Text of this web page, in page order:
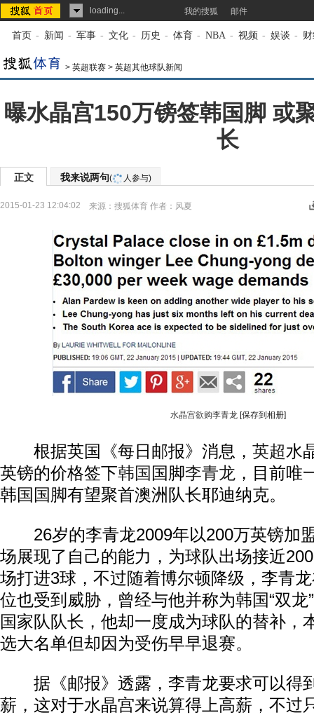
loading... 我的搜狐 邮件
首页 - 新闻 - 军事 - 文化 - 历史 - 体育 - NBA - 视频 - 娱谈 -
> 英超联赛 > 英超其他球队新闻
曝水晶宫150万镑签韩国脚 或
长
正文 我来说两句( 人参与)
2015-01-23 12:04:02 来源： 搜狐体育 作者：风夏
水晶宫欲购李青龙 [保存到相册]
根据英国《每日邮报》消息， 英超水
英镑的价格签下韩国 国脚李青龙 ，目前唯
韩国国脚有望聚首澳洲队长耶迪纳克。
26岁的李青龙2009年以200万英镑加
场展现了自己的能力，为球队出场接近
场打进3球，不过随着博尔顿降级，李青
位也受到威胁，曾经与他并称为韩国“双龙
国家队队长，他却一度成为球队的替补，
选大名单但却因为受伤早早退赛。
据《邮报》透露，李青龙要求可以得
薪，这对于水晶宫来说算得上高薪，不过